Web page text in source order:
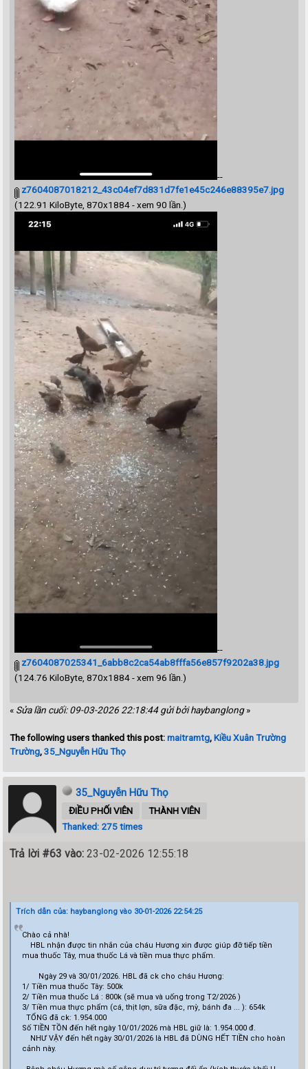
--
z7604087018212_43c04ef7d831d7fe1e45c246e88395e7.jpg
(122.91 KiloByte, 870x1884 - xem 90 lần.)
--
z7604087025341_6abb8c2ca54ab8fffa56e857f9202a38.jpg
(124.76 KiloByte, 870x1884 - xem 96 lần.)
« Sửa lần cuối: 09-03-2026 22:18:44 gửi bởi haybanglong»
The following users thanked this post:maitramtg,Kiều Xuân Trường
Trường,35_Nguyễn Hữu Thọ
35_Nguyễn Hữu Thọ
ĐIỀU PHỐI VIÊN
THÀNH VIÊN
Thanked: 275 times
Trả lời #63 vào: 23-02-2026 12:55:18
Trích dẫn của: haybanglong vào 30-01-2026 22:54:25
Chào cả nhà!
HBL nhận được tin nhắn của cháu Hương xin được giúp đỡ tiếp tiền
mua thuốc Tây, mua thuốc Lá và tiền mua thực phẩm.
Ngày 29 và 30/01/2026. HBL đã ck cho cháu Hương:
1/ Tiền mua thuốc Tây: 500k
2/ Tiền mua thuốc Lá : 800k (sẽ mua và uống trong T2/2026 )
3/ Tiền mua thực phẩm (cá, thịt lợn, sữa đặc, mỳ, bánh đa ... ): 654k
TỔNG đã ck: 1.954.000
Số TIỀN TỒN đến hết ngày 10/01/2026 mà HBL giữ là: 1.954.000 đ.
NHƯ VẬY đến hết ngày 30/01/2026 là HBL đã DÙNG HẾT TIỀN cho hoàn
cảnh này.